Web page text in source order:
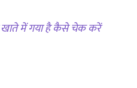
खाते में गया है कैसे चेक करें